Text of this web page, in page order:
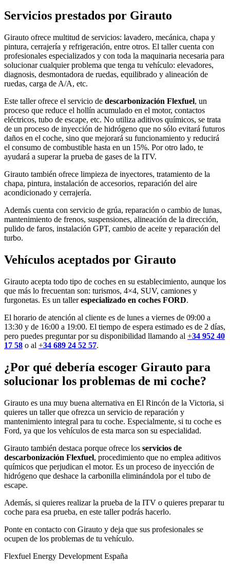
Servicios prestados por Girauto
Girauto ofrece multitud de servicios: lavadero, mecánica, chapa y
pintura, cerrajería y refrigeración, entre otros. El taller cuenta con
profesionales especializados y con toda la maquinaria necesaria para
solucionar cualquier problema que tenga tu vehículo: elevadores,
diagnosis, desmontadora de ruedas, equilibrado y alineación de
ruedas, carga de A/A, etc.
Este taller ofrece el servicio de descarbonización Flexfuel, un
proceso que reduce el hollín acumulado en el motor, contactos
eléctricos, tubo de escape, etc. No utiliza aditivos químicos, se trata
de un proceso de inyección de hidrógeno que no sólo evitará futuros
daños en el coche, sino que mejorará su funcionamiento y reducirá
el consumo de combustible hasta en un 15%. Por otro lado, te
ayudará a superar la prueba de gases de la ITV.
Girauto también ofrece limpieza de inyectores, tratamiento de la
chapa, pintura, instalación de accesorios, reparación del aire
acondicionado y cerrajería.
Además cuenta con servicio de grúa, reparación o cambio de lunas,
mantenimiento de frenos, suspensiones, alineación de la dirección,
pulido de faros, instalación GPT, cambio de aceite y reparación del
turbo.
Vehículos aceptados por Girauto
Girauto acepta todo tipo de coches en su establecimiento, aunque los
que más lo frecuentan son: turismos, 4×4, SUV, camiones y
furgonetas. Es un tallerespecializado en coches FORD.
El horario de atención al cliente es de lunes a viernes de 09:00 a
13:30 y de 16:00 a 19:00. El tiempo de espera estimado es de 2 días,
pero puedes preguntar por su disponibilidad llamando al +34 952 40
17 58 o al +34 689 24 52 57.
¿Por qué debería escoger Girauto para
solucionar los problemas de mi coche?
Girauto es una muy buena alternativa en El Rincón de la Victoria, si
quieres un taller que ofrezca un servicio de reparación y
mantenimiento integral para tu coche. Especialmente, si tu coche es
Ford, ya que los vehículos de esta marca son su especialidad.
Girauto también destaca porque ofrece los servicios de
descarbonización Flexfuel, procedimiento que no emplea aditivos
químicos que perjudican el motor. Es un proceso de inyección de
hidrógeno que deshace la carbonilla eliminándola por el tubo de
escape.
Además, si quieres realizar la prueba de la ITV o quieres preparar tu
coche para esa prueba, en este taller podrás hacerlo.
Ponte en contacto con Girauto y deja que sus profesionales se
ocupen de los problemas de tu vehículo.
Flexfuel Energy Development España